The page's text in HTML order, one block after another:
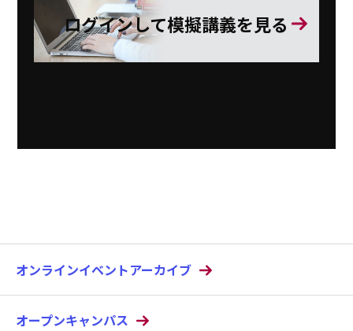
ログインして模擬講義を見る
オンラインイベントアーカイブ
オープンキャンパス